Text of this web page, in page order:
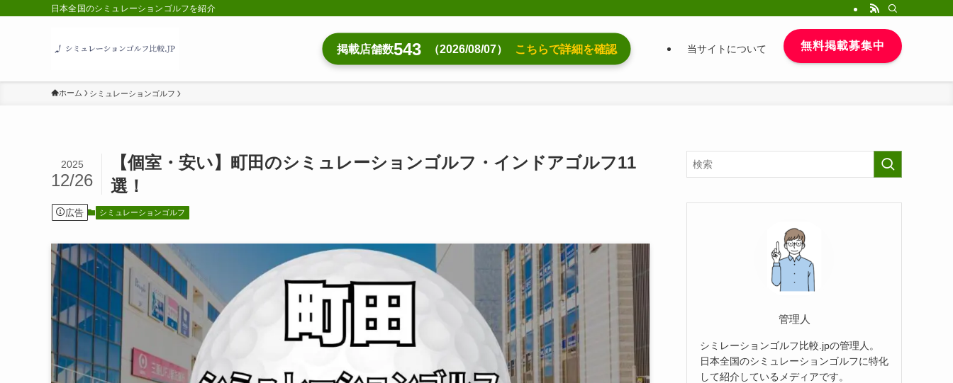
日本全国のシミュレーションゴルフを紹介
当サイトについて 無料掲載募集中
掲載店舗数543 （2026/08/07） こちらで詳細を確認
ホーム シミュレーションゴルフ
【個室・安い】町田のシミュレーションゴルフ・インドアゴルフ11
選！
2025
12/26
広告 シミュレーションゴルフ
管理人
シミレーションゴルフ比較.jpの管理人。
日本全国のシミュレーションゴルフに特化
して紹介しているメディアです。